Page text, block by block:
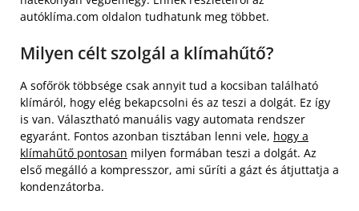
autóklíma.com oldalon tudhatunk meg többet.
Milyen célt szolgál a klímahűtő?
A sofőrök többsége csak annyit tud a kocsiban található
klímáról, hogy elég bekapcsolni és az teszi a dolgát. Ez így
is van. Választható manuális vagy automata rendszer
egyaránt. Fontos azonban tisztában lenni vele, hogy a
klímahűtő pontosan milyen formában teszi a dolgát. Az
első megálló a kompresszor, ami sűríti a gázt és átjuttatja a
kondenzátorba.